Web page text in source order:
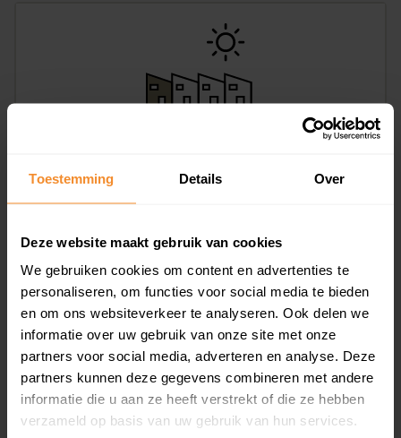
Toestemming Details Over
Deze website maakt gebruik van cookies
We gebruiken cookies om content en advertenties te
personaliseren, om functies voor social media te bieden
en om ons websiteverkeer te analyseren. Ook delen we
informatie over uw gebruik van onze site met onze
partners voor social media, adverteren en analyse. Deze
partners kunnen deze gegevens combineren met andere
informatie die u aan ze heeft verstrekt of die ze hebben
verzameld op basis van uw gebruik van hun services.
125 m2